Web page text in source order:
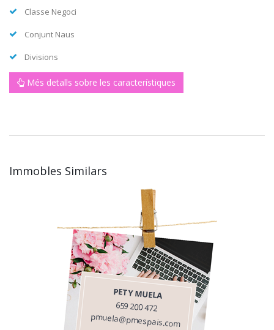
Classe Negoci
Conjunt Naus
Divisions
Més detalls sobre les característiques
Immobles Similars
PETY MUELA
659 200 472
pmuela@pmespais.com